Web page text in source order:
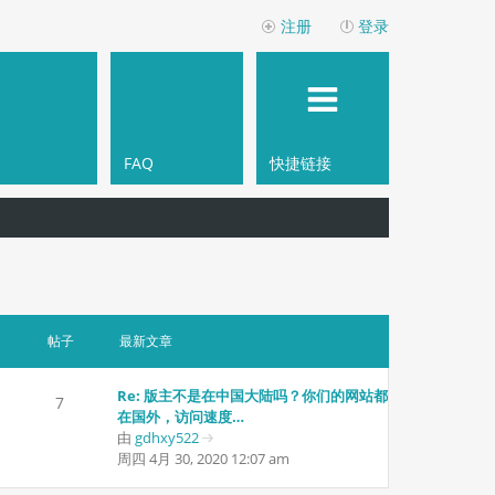
登录
注册
快捷链接
FAQ
帖子 最新文章
7
Re: 版主不是在中国大陆吗？你们的网站都
在国外，访问速度…
由 gdhxy522
查
周四 4月 30, 2020 12:07 am